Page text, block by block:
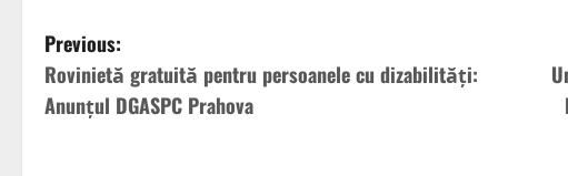
Previous:
Rovinietă gratuită pentru persoanele cu dizabilități:
Anunțul DGASPC Prahova